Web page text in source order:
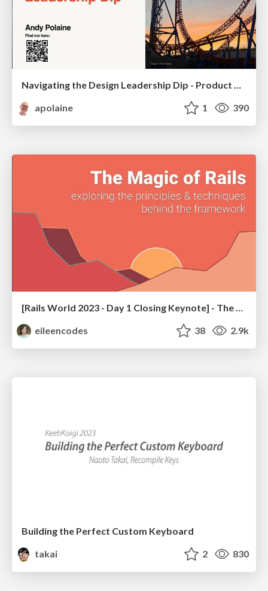
Navigating the Design Leadership Dip - Product Design Week Design Leaders+ Conference 2024
apolaine
1 390
[Rails World 2023 - Day 1 Closing Keynote] - The Magic of Rails
eileencodes
38 2.9k
Building the Perfect Custom Keyboard
takai
2 830